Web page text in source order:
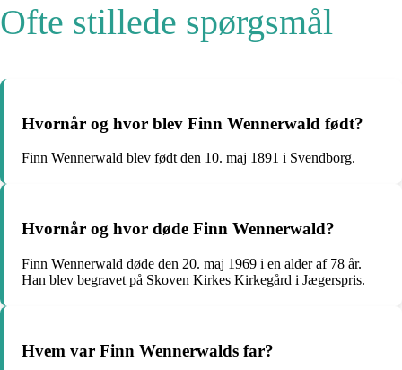
Ofte stillede spørgsmål
Hvornår og hvor blev Finn Wennerwald født?
Finn Wennerwald blev født den 10. maj 1891 i Svendborg.
Hvornår og hvor døde Finn Wennerwald?
Finn Wennerwald døde den 20. maj 1969 i en alder af 78 år.
Han blev begravet på Skoven Kirkes Kirkegård i Jægerspris.
Hvem var Finn Wennerwalds far?